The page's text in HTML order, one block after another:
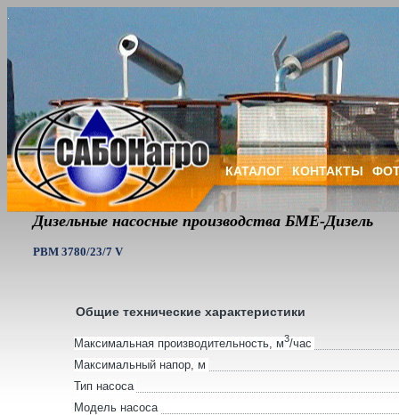
Дизельные насосные производства БМЕ-Дизель
КАТАЛОГ КОНТАКТЫ
PBM 3780/23/7 V
Общие технические характеристики
Максимальная производительность, м3/час
Максимальный напор, м
Тип насоса
Модель насоса